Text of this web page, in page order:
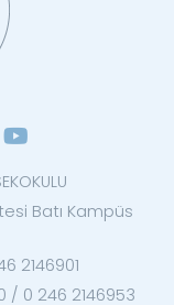
Batı Kampüs
2146901
/ 0 246 2146953